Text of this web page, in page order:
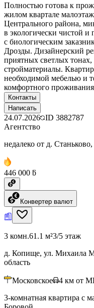
Полностью готова к
жилом квартале
Центрального района,
в экологически чистой
с биологическим
Дрозды. Дизайнерский
приятных светлых
стройматериалы.
необходимой мебелью и
комфортного
Контакты
Написать
24.07.2026 ID 3882787
Агентство
недалеко от д.
446 000 ƃ
Конвертер валют
3 комн.61.1 м²3/5 этаж
д. Копище, ул. Михаила
область
Московское 4 км от
3-комнатная квартира с